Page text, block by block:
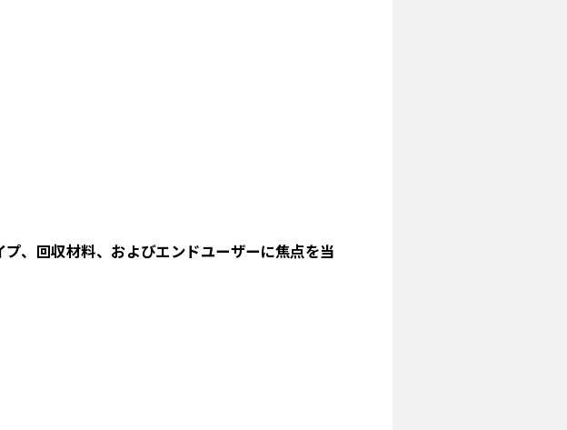
、回収材料、およびエンドユーザーに焦点を当